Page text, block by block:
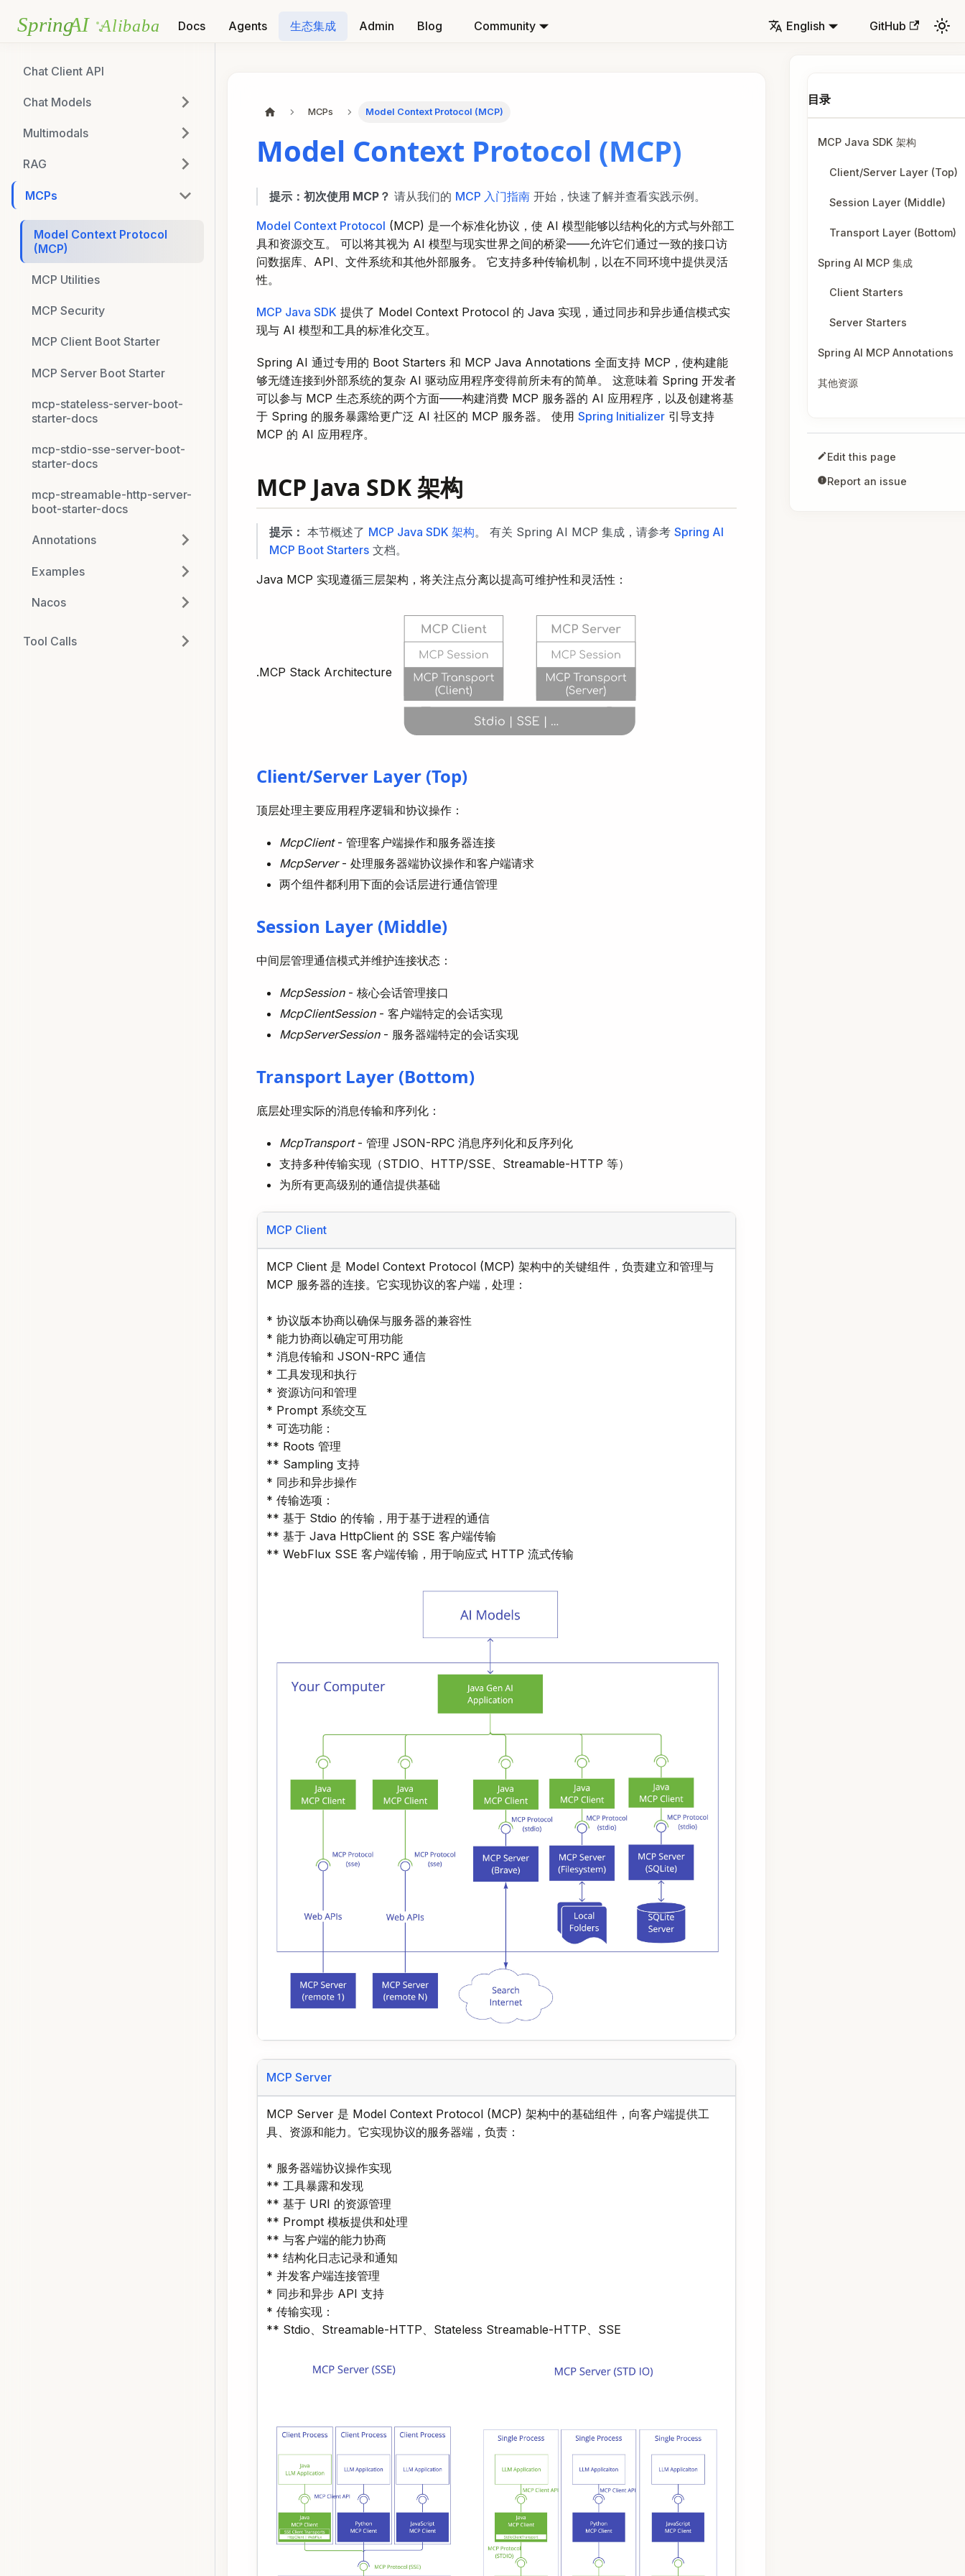
Docs Agents 生态集成 Admin Blog Community English GitHub
Chat Client API
Chat Models
Multimodals
RAG
MCPs
Model Context Protocol
(MCP)
MCP Utilities
MCP Security
MCP Client Boot Starter
MCP Server Boot Starter
mcp-stateless-server-boot-
starter-docs
mcp-stdio-sse-server-boot-
starter-docs
mcp-streamable-http-server-
boot-starter-docs
Annotations
Examples
Nacos
Tool Calls
MCPs Model Context Protocol (MCP)
Model Context Protocol (MCP)
提示：初次使用 MCP？ 请从我们的 MCP 入门指南 开始，快速了解并查看实践示例。
Model Context Protocol (MCP) 是一个标准化协议，使 AI 模型能够以结构化的方式与外部工
具和资源交互。 可以将其视为 AI 模型与现实世界之间的桥梁——允许它们通过一致的接口访
问数据库、API、文件系统和其他外部服务。 它支持多种传输机制，以在不同环境中提供灵活
性。
MCP Java SDK 提供了 Model Context Protocol 的 Java 实现，通过同步和异步通信模式实
现与 AI 模型和工具的标准化交互。
Spring AI 通过专用的 Boot Starters 和 MCP Java Annotations 全面支持 MCP，使构建能
够无缝连接到外部系统的复杂 AI 驱动应用程序变得前所未有的简单。 这意味着 Spring 开发者
可以参与 MCP 生态系统的两个方面——构建消费 MCP 服务器的 AI 应用程序，以及创建将基
于 Spring 的服务暴露给更广泛 AI 社区的 MCP 服务器。 使用 Spring Initializer 引导支持
MCP 的 AI 应用程序。
MCP Java SDK 架构
提示： 本节概述了 MCP Java SDK 架构。 有关 Spring AI MCP 集成，请参考 Spring AI
MCP Boot Starters 文档。
Java MCP 实现遵循三层架构，将关注点分离以提高可维护性和灵活性：
.MCP Stack Architecture
Client/Server Layer (Top)
顶层处理主要应用程序逻辑和协议操作：
McpClient- 管理客户端操作和服务器连接
McpServer- 处理服务器端协议操作和客户端请求
两个组件都利用下面的会话层进行通信管理
Session Layer (Middle)
中间层管理通信模式并维护连接状态：
McpSession- 核心会话管理接口
McpClientSession- 客户端特定的会话实现
McpServerSession- 服务器端特定的会话实现
Transport Layer (Bottom)
底层处理实际的消息传输和序列化：
McpTransport- 管理 JSON-RPC 消息序列化和反序列化
支持多种传输实现（STDIO、HTTP/SSE、Streamable-HTTP 等）
为所有更高级别的通信提供基础
MCP Client
MCP Client 是 Model Context Protocol (MCP) 架构中的关键组件，负责建立和管理与
MCP 服务器的连接。它实现协议的客户端，处理：
* 协议版本协商以确保与服务器的兼容性
* 能力协商以确定可用功能
* 消息传输和 JSON-RPC 通信
* 工具发现和执行
* 资源访问和管理
* Prompt 系统交互
* 可选功能：
** Roots 管理
** Sampling 支持
* 同步和异步操作
* 传输选项：
** 基于 Stdio 的传输，用于基于进程的通信
** 基于 Java HttpClient 的 SSE 客户端传输
** WebFlux SSE 客户端传输，用于响应式 HTTP 流式传输
MCP Server
MCP Server 是 Model Context Protocol (MCP) 架构中的基础组件，向客户端提供工
具、资源和能力。它实现协议的服务器端，负责：
* 服务器端协议操作实现
** 工具暴露和发现
** 基于 URI 的资源管理
** Prompt 模板提供和处理
** 与客户端的能力协商
** 结构化日志记录和通知
* 并发客户端连接管理
* 同步和异步 API 支持
* 传输实现：
** Stdio、Streamable-HTTP、Stateless Streamable-HTTP、SSE
MCP Java SDK 架构
Client/Server Layer (Top)
Session Layer (Middle)
Transport Layer (Bottom)
Spring AI MCP 集成
Client Starters
Server Starters
Spring AI MCP Annotations
其他资源
Edit this page
Report an issue